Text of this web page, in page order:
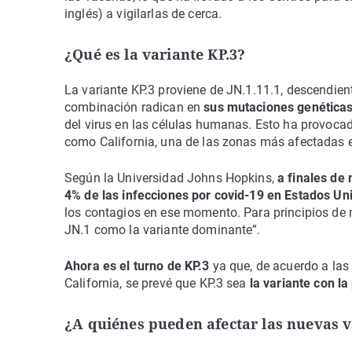
inglés) a vigilarlas de cerca.
¿Qué es la variante KP.3?
La variante KP.3 proviene de JN.1.11.1,
combinación radican ensus mutaciones
del virus en las células humanas. Esto ha
como California, una de las zonas más afectadas
Según la Universidad Johns Hopkins,a finales de
4% de las infecciones por covid-19 en Estados
los contagios en ese momento. Para principios
JN.1 como la variante dominante”.
Ahora es el turno de KP.3 ya que, de acuerdo a
California, se prevé que KP.3 sea la variante con
¿A quiénes pueden afectar las nuevas